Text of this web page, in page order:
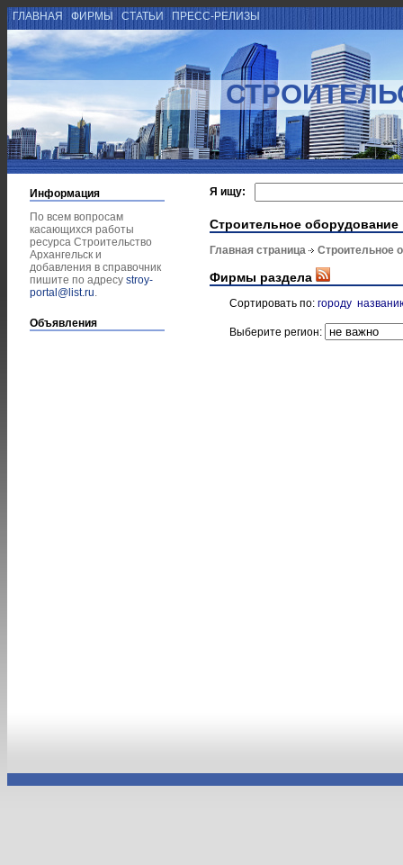
ГЛАВНАЯ ФИРМЫ СТАТЬИ ПРЕСС-РЕЛИЗЫ
Информация
По всем вопросам
касающихся работы
ресурса Строительство
Архангельск и
добавления в справочник
пишите по адресу stroy-
portal@list.ru.
Объявления
Я ищу:
Строительное оборудование
Главная страница Строительное
Фирмы раздела
Сортировать по: городу
Выберите регион: